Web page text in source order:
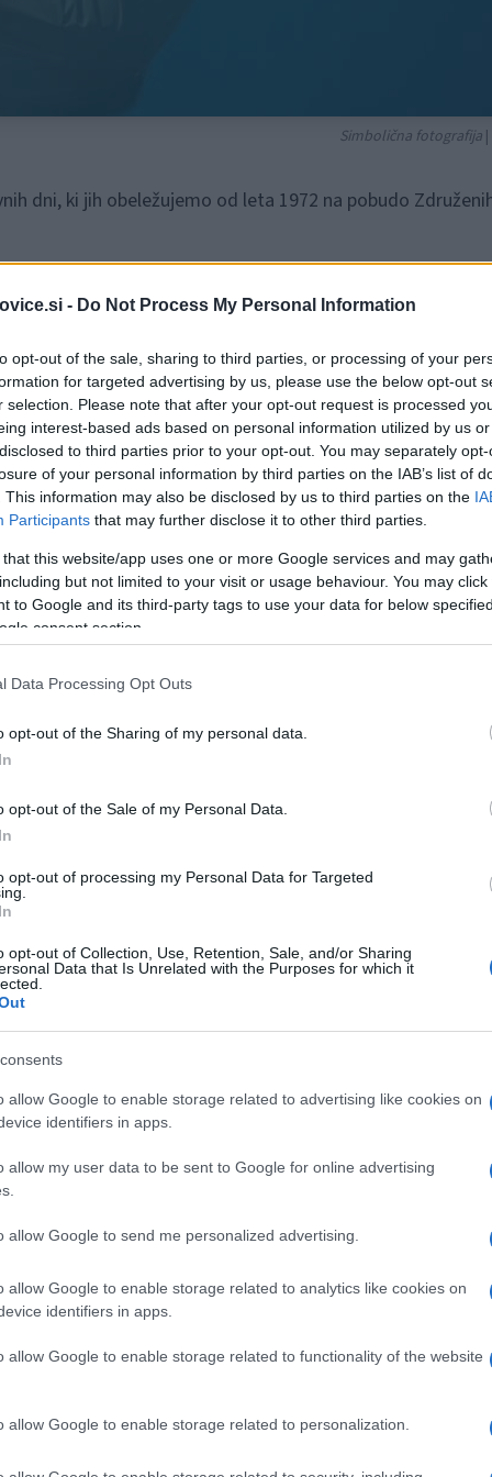
- Do Not Process My Personal Information
opt-out of the sale, sharing to third parties, or processing of your
for targeted advertising by us, please use the below opt-out
selection. Please note that after your opt-out request is processed
interest-based ads based on personal information utilized by us
to third parties prior to your opt-out. You may separately
of your personal information by third parties on the IAB’s list of
This information may also be disclosed by us to third parties on the
Participants that may further disclose it to other third parties.
that this website/app uses one or more Google services and may
but not limited to your visit or usage behaviour. You may
to Google and its third-party tags to use your data for below
consent section.
Data Processing Opt Outs
opt-out of the Sharing of my personal data.
opt-out of the Sale of my Personal Data.
opt-out of processing my Personal Data for Targeted
opt-out of Collection, Use, Retention, Sale, and/or Sharing
Data that Is Unrelated with the Purposes for which it
allow Google to enable storage related to advertising like cookies on
identifiers in apps.
allow my user data to be sent to Google for online advertising
allow Google to send me personalized advertising.
allow Google to enable storage related to analytics like cookies on
identifiers in apps.
allow Google to enable storage related to functionality of the website
allow Google to enable storage related to personalization.
Simbolična fotografija
dni, ki jih obeležujemo od leta 1972 na pobudo
blaginji, ekosistemom in podnebju. Plastični odpadki
prostoživeče živali. Medtem ko se razgrajujejo na vedno
vrha Mount Everesta do globin oceana, od človeških
današnjem svetovnem dnevu poudaril generalni
onesnaževanja s plastiko, pa morajo iti države
se bodo države združile, da bi sklenile novo globalno
ambiciozen, verodostojen in pravičen
v okolju, ki so prevladujoče negativni, pa je ob
"Če je beseda gospodar tako globoko zasidrana v
ali smo kot civilizacija dober gospodar. Dober
in s tem omogočil preživetje tudi svojim
okolja z mikro ali drugo plastiko, ker se zaveda, da
za preživetje. Dober gospodar v okolje ne bo
jo pije," je poudarila.
RS izpostavili, da se količina odpadne plastike v
ton ali 11 odstotkov manj oz. za 16,6 odstotka manj kot v
od tega je bilo skoraj 95,9 odstotka plastike
odpadne plastike, in sicer večino v države zunaj EU.
plastike ali za 12,3 odstotka manj kot leto prej. Od
kot so recikliranje, uporaba odpadkov za gorivo ter
ton pa odstranili z odlaganjem ali sežigom odpadkov z